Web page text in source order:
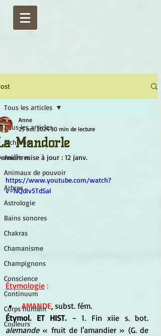
Tous les articles
Alchimie
Ancêtres
Animaux de pouvoir
Arbres
Astrologie
Bains sonores
Chakras
Chamanisme
Champignons
Conscience
Continuum
Corps humain
Couleurs
Tous les articles
Mandorle
Anne
25 oct. 2024 30 min de lecture
mise à jour : 12 janv.
https://www.youtube.com/watch?
v=NQdIv5TdSaI
Étymologie :
AMANDE, subst. fém.
Étymol. ET HIST. − 1.
alemande « fruit de l'amandier » (G. de